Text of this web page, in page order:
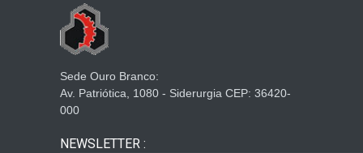
Sede Ouro Branco:
Av. Patriótica, 1080 - Siderurgia CEP: 36420-
000
NEWSLETTER :